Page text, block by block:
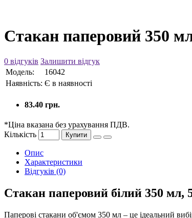
Стакан паперовий 350
0 відгуків Залишити відгук
Модель:
16042
Наявність: Є в наявності
83.40 грн.
*Ціна вказана без урахування ПДВ.
Кількість
Купити
Опис
Характеристики
Відгуків (0)
Стакан паперовий білий 350 мл,
Паперові стакани об'ємом 350 мл – це ідеальний